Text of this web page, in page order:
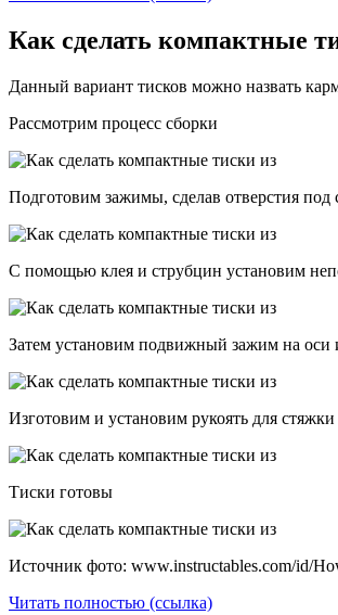
Как сделать компактные
Данный вариант тисков можно назвать
Рассмотрим процесс сборки
Подготовим зажимы, сделав отверстия
С помощью клея и струбцин установим
Затем установим подвижный зажим на оси
Изготовим и установим рукоять для стяжки
Тиски готовы
Источник фото: www.instructables.com/id/
Читать полностью (ссылка)